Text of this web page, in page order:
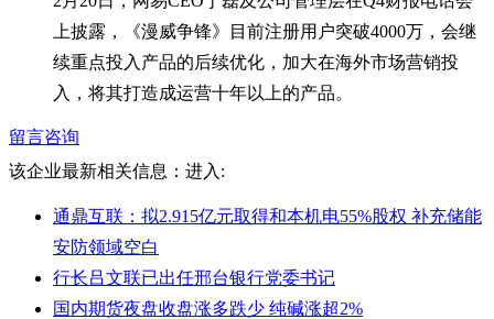
上披露，《漫威争锋》目前注册用户突破4000万，会继
续重点投入产品的后续优化，加大在海外市场营销投
入，将其打造成运营十年以上的产品。
留言咨询
该企业最新相关信息： 进入:
通鼎互联：拟2.915亿元取得和本机电55%股权 补充储能
安防领域空白
行长吕文联已出任邢台银行党委书记
国内期货夜盘收盘涨多跌少 纯碱涨超2%